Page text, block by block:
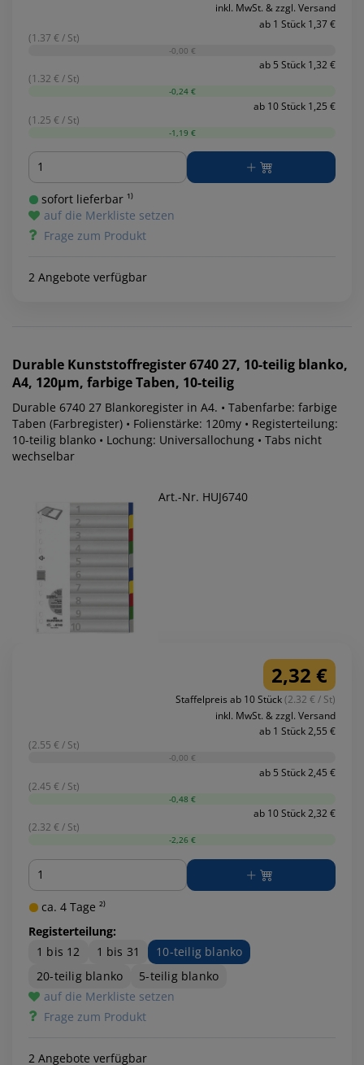
inkl. MwSt. & zzgl. Versand
ab 1 Stück 1,37 €
(1.37 € / St)
-0,00 €
ab 5 Stück 1,32 €
(1.32 € / St)
-0,24 €
ab 10 Stück 1,25 €
(1.25 € / St)
-1,19 €
Menge
sofort lieferbar ¹⁾
auf die Merkliste setzen
Frage zum Produkt
2 Angebote verfügbar
Durable Kunststoffregister 6740 27, 10-teilig blanko,
A4, 120µm, farbige Taben, 10-teilig
Durable 6740 27 Blankoregister in A4. • Tabenfarbe: farbige
Taben (Farbregister) • Folienstärke: 120my • Registerteilung:
10-teilig blanko • Lochung: Universallochung • Tabs nicht
wechselbar
Art.-Nr. HUJ6740
2,32 €
Staffelpreis ab 10 Stück(2.32 € / St)
inkl. MwSt. & zzgl. Versand
ab 1 Stück 2,55 €
(2.55 € / St)
-0,00 €
ab 5 Stück 2,45 €
(2.45 € / St)
-0,48 €
ab 10 Stück 2,32 €
(2.32 € / St)
-2,26 €
Menge
ca. 4 Tage ²⁾
Registerteilung:
1 bis 12
1 bis 31
10-teilig blanko
20-teilig blanko
5-teilig blanko
auf die Merkliste setzen
Frage zum Produkt
2 Angebote verfügbar